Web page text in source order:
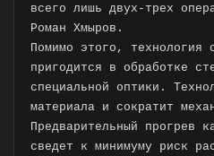
всего лишь двух-трех
Роман Хмыров.
Помимо этого, технология
пригодится в обработке
специальной оптики.
материала и сократит
Предварительный прогрев
сведет к минимуму риск